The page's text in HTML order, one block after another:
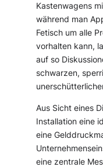
Kastenwagens
während man
Fetisch um alle
vorhalten kann,
auf so
schwarzen,
Aus Sicht eines
Installation eine
eine
eine zentrale